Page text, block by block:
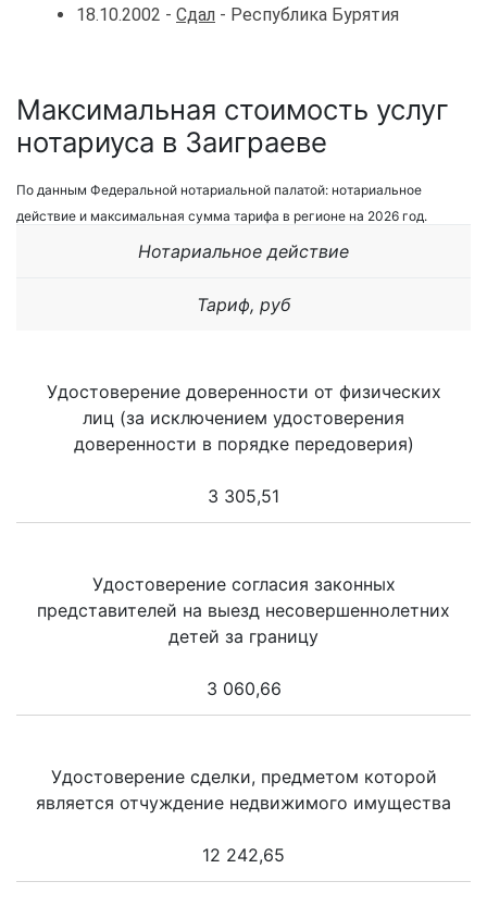
18.10.2002 - Сдал - Республика Бурятия
Максимальная стоимость услуг
нотариуса в Заиграеве
По данным Федеральной нотариальной палатой: нотариальное
действие и максимальная сумма тарифа в регионе на 2026 год.
Нотариальное действие
Тариф, руб
Удостоверение доверенности от физических
лиц (за исключением удостоверения
доверенности в порядке передоверия)
3 305,51
Удостоверение согласия законных
представителей на выезд несовершеннолетних
детей за границу
3 060,66
Удостоверение сделки, предметом которой
является отчуждение недвижимого имущества
12 242,65